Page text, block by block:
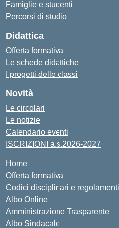
Famiglie e studenti
Percorsi di studio
Didattica
Offerta formativa
Le schede didattiche
I progetti delle classi
Novità
Le circolari
Le notizie
Calendario eventi
ISCRIZIONI a.s.2026-2027
Home
Offerta formativa
Codici disciplinari e regolamenti
Albo Online
Amministrazione Trasparente
Albo Sindacale